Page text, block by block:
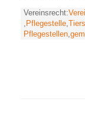
Vereinsrecht:
Pflegestelle
Pflegestellen